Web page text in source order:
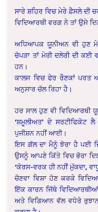
ਸਾਰੇ ਸ਼ਹਿਰ ਵਿਚ ਮੇਰੇ ਫ਼ੈਸਲੇ ਦੀ
ਵਿਦਿਆਰਥੀ ਵਰਗ ਨੇ ਤਾਂ ਉਸੇ
ਅਧਿਆਪਕ ਯੂਨੀਅਨ ਵੀ ਹੁਣ
ਚੋਪੜਾ ਤਾਂ ਮੇਰੀ ਦਲੇਰੀ ਦੀ ਕਈ
ਹਨ।
ਕਾਲਜ ਵਿਚ ਫੇਰ ਰੌਣਕਾਂ ਪਰਤ
ਅਨੁਸਾਰ ਚੱਲ ਰਿਹਾ ਹੈ।
ਹਰ ਸਾਲ ਹੁਣ ਵੀ ਵਿਦਿਆਰਥੀ
‘ਸ਼ਮੂਲੀਅਤ’ ਦੇ
ਪੁਜੀਸ਼ਨ ਨਹੀਂ ਆਈ।
ਇਸ ਗੱਲ ਦਾ ਮੈਨੂੰ ਝੋਰਾ ਹੈ ਪਈ
ਉਸਨੂੰ ਆਪਣੇ ਕਿੱਤੇ ਵਿਚ ਭੋਰਾ
‘ਕੋਰਸ-ਵਰਕ ਹੀ ਨਹੀਂ ਮੁੱਕਦਾ,
ਚੋਣਵਾ ਵਿਸ਼ਾ ਹੋਣ ਕਰਕੇ
ਇੱਕ ਕਾਰਨ ਜਿੱਥੇ ਵਿਦਿਆਰਥੀਆਂ
ਅਤੇ ਵਿਗਿਆਨ ਵੱਲ ਵਧੇਰੇ